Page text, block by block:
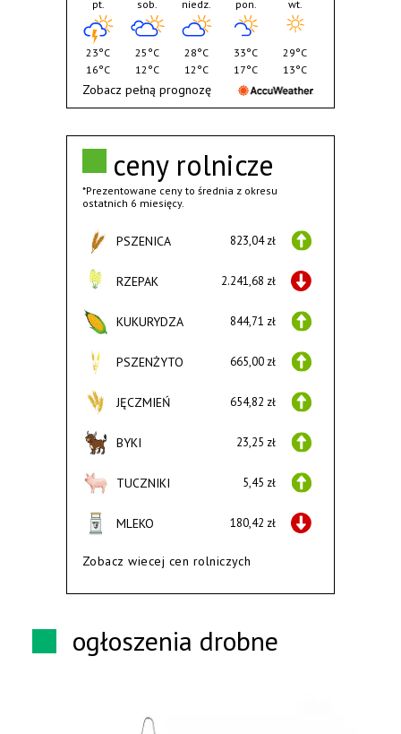
ceny rolnicze
*Prezentowane ceny to średnia z okresu
ostatnich 6 miesięcy.
PSZENICA 823,04 zł
RZEPAK 2.241,68 zł
KUKURYDZA 844,71 zł
PSZENŻYTO 665,00 zł
JĘCZMIEŃ 654,82 zł
BYKI 23,25 zł
TUCZNIKI 5,45 zł
MLEKO 180,42 zł
Zobacz wiecej cen rolniczych
pt.
23°C
16°C
sob.
25°C
12°C
niedz.
28°C
12°C
pon.
33°C
17°C
wt.
29°C
13°C
Zobacz pełną prognozę
ogłoszenia drobne